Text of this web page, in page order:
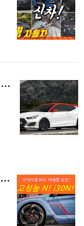
파워풀한 고성능 해치백 벨로스터 N 예상도! 국내 출시된다! Hyundai Veloster N
현대차의 첫 번째 고성능! i30N 배기음 공개! 해외 네티즌 반응!